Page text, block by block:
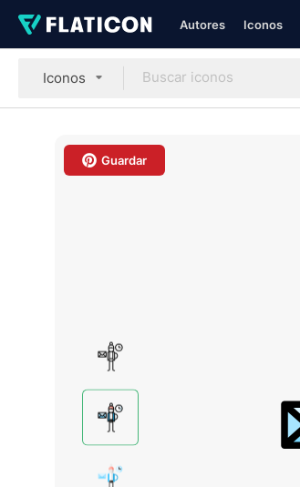
Autores Iconos
Iconos
Guardar